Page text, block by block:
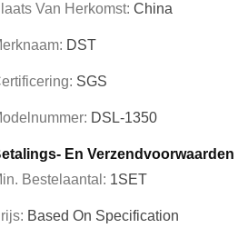
Van Herkomst: China
DST
SGS
DSL-1350
En Verzendvoorwaarden
Bestelaantal: 1SET
Based On Specification